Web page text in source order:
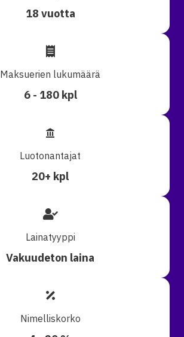
18 vuotta
Maksuerien lukumäärä
6 - 180 kpl
Luotonantajat
20+ kpl
Lainatyyppi
Vakuudeton laina
Nimelliskorko